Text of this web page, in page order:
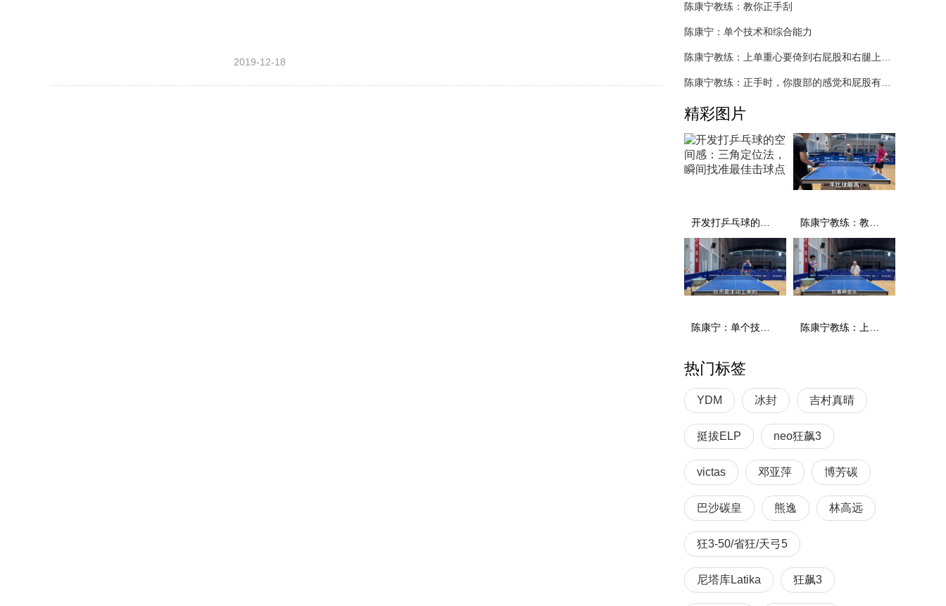
2019-12-18
陈康宁教练：教你正手刮
陈康宁：单个技术和综合能力
精彩图片
热门标签
YDM 冰封 吉村真晴
挺拔ELP neo狂飙3
victas 邓亚萍 博芳碳
巴沙碳皇 熊逸 林高远
狂3-50/省狂/天弓5
尼塔库Latika 狂飙3